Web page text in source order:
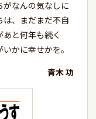
がなんの気なしに
は、まだまだ不自
と何年も続く
かに幸せかを。
青木 功